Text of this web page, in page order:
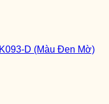
D (Màu Đen Mờ)